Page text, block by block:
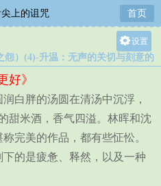
尖上的诅咒 首页
设置
关灯
中
小
）(4)-升温：无声的关切与刻意的
好》
胖的汤圆在清汤中沉浮，
甜米酒，香气四溢。林晖和沈
完美的作品，都有些怔忪。
的是疲惫、释然，以及一种